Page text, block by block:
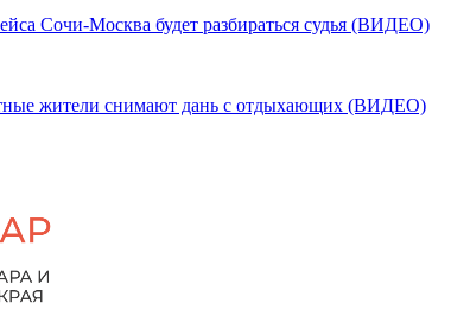
Сочи-Москва будет разбираться судья (ВИДЕО)
жители снимают дань с отдыхающих (ВИДЕО)